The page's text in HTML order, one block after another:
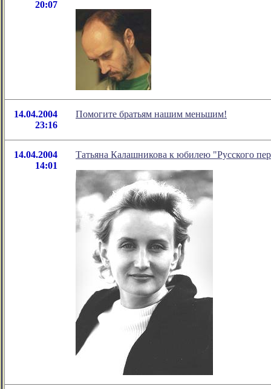
20:07
14.04.2004
23:16
Помогите братьям нашим меньшим!
14.04.2004
14:01
Татьяна Калашникова к юбилею "Русского